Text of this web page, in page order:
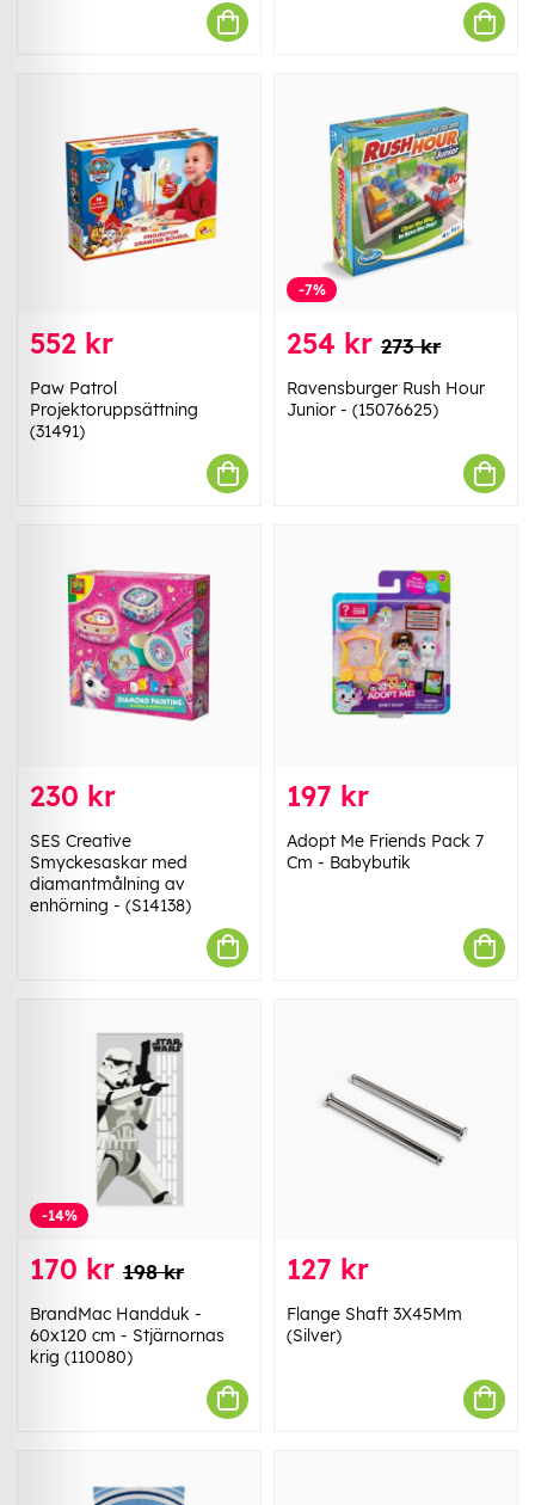
552 kr
Paw Patrol
Projektoruppsättning
(31491)
-7%
254 kr 273 kr
Ravensburger Rush Hour
Junior - (15076625)
230 kr
SES Creative
Smyckesaskar med
diamantmålning av
enhörning - (S14138)
197 kr
Adopt Me Friends Pack 7
Cm - Babybutik
-14%
170 kr 198 kr
BrandMac Handduk -
60x120 cm - Stjärnornas
krig (110080)
127 kr
Flange Shaft 3X45Mm
(Silver)